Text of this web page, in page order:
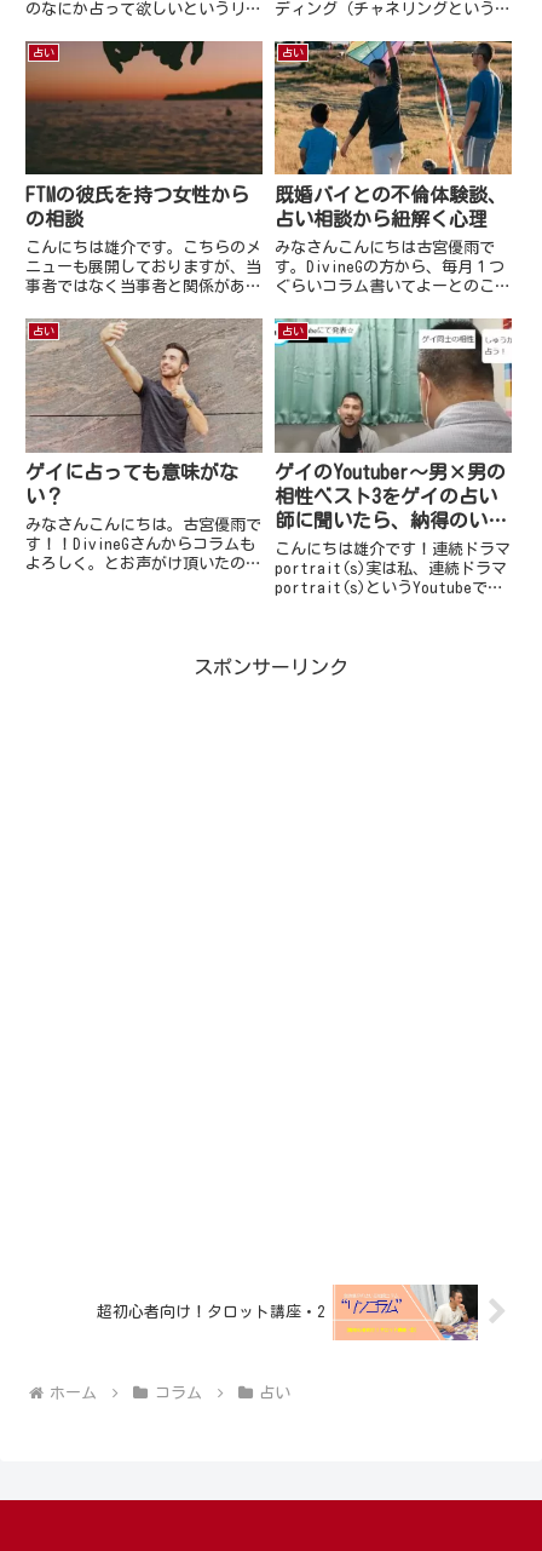
のなにか占って欲しいというリク
OnlyFansについて占ってみまし
た。ちなみに「ゲイ
×OnlyFans」としてみてもらっ
たのでどうなるかはゲイ次
第？...
ディング（チャネリングという場
ガイドとか，宇宙とか，占い師に
よって異なりますが，まぁ，いろ
んな高次なものにつながって情報
をおろしてくるわけです。あ，
怪...
占い
FTMの彼氏を持つ女性から
の相談
こんにちは雄介です。こちらのメ
ニューも展開しておりますが、当
事者ではなく当事者と関係がある
します。「LGBTQ関連で印象的な
相談内容」について個人が特定で
きないようにお話しいたします。
FTMとお付き合い中の女性...
占い
既婚バイとの不倫体験談、
占い相談から紐解く心理
みなさんこんにちは古宮優雨で
す。DivineGの方から、毎月１つ
ぐらいコラム書いてよーとのこと
囲で今回は占い相談例から紐解く
心理として書こうと思いますｗな
んか「相談から紐解く心理」とか
ハロプロとかの曲のタイトル...
占い
ゲイに占っても意味がな
い？
みなさんこんにちは。古宮優雨で
す！！DivineGさんからコラムも
よろしく。とお声がけ頂いたので
ね。よろしくおねがいします...
占い
ゲイのYoutuber～男×男の
相性ベスト3をゲイの占い
師に聞いたら、納得のいく
結果になった～
こんにちは雄介です！連続ドラマ
portrait(s)実は私、連続ドラマ
portrait(s)というYoutubeで公
らだいき）くんという役柄です。
スポンサーリンク
超初心者向け！タロット講座・2
ホーム コラム 占い